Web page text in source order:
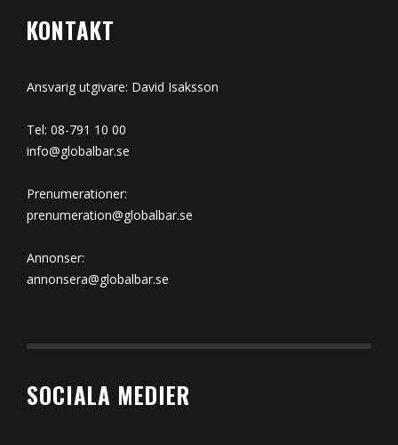
KONTAKT
Ansvarig utgivare: David Isaksson
Tel: 08-791 10 00
info@globalbar.se
Prenumerationer:
prenumeration@globalbar.se
Annonser:
annonsera@globalbar.se
SOCIALA MEDIER